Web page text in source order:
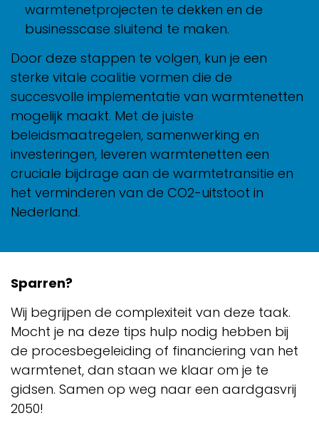
warmtenetprojecten te dekken en de
businesscase sluitend te maken.
Door deze stappen te volgen, kun je een
sterke vitale coalitie vormen die de
succesvolle implementatie van warmtenetten
mogelijk maakt. Met de juiste
beleidsmaatregelen, samenwerking en
investeringen, leveren warmtenetten een
cruciale bijdrage aan de warmtetransitie en
het verminderen van de CO2-uitstoot in
Nederland.
Sparren?
Wij begrijpen de complexiteit van deze taak.
Mocht je na deze tips hulp nodig hebben bij
de procesbegeleiding of financiering van het
warmtenet, dan staan we klaar om je te
gidsen. Samen op weg naar een aardgasvrij
2050!